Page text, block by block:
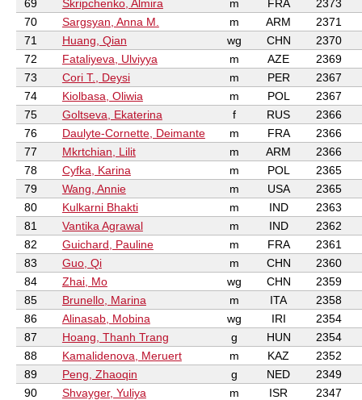
69 Skripchenko, Almira m FRA
2373
70
Sargsyan, Anna M. m ARM
2371
71
Huang, Qian wg CHN
2370
72
Fataliyeva, Ulviyya m AZE
2369
73
Cori T., Deysi m PER
2367
74
Kiolbasa, Oliwia m POL
2367
75
Goltseva, Ekaterina f RUS
2366
76
Daulyte-Cornette, Deimante m FRA
2366
77
Mkrtchian, Lilit m ARM
2366
78
Cyfka, Karina m POL
2365
79
Wang, Annie m USA
2365
80
Kulkarni Bhakti m IND
2363
81
Vantika Agrawal m IND
2362
82
Guichard, Pauline m FRA
2361
83
Guo, Qi m CHN
2360
84
Zhai, Mo wg CHN
2359
85
Brunello, Marina m ITA
2358
86
Alinasab, Mobina wg IRI
2354
87
Hoang, Thanh Trang g HUN
2354
88
Kamalidenova, Meruert m KAZ
2352
89
Peng, Zhaoqin g NED
2349
90
Shvayger, Yuliya m ISR
2347